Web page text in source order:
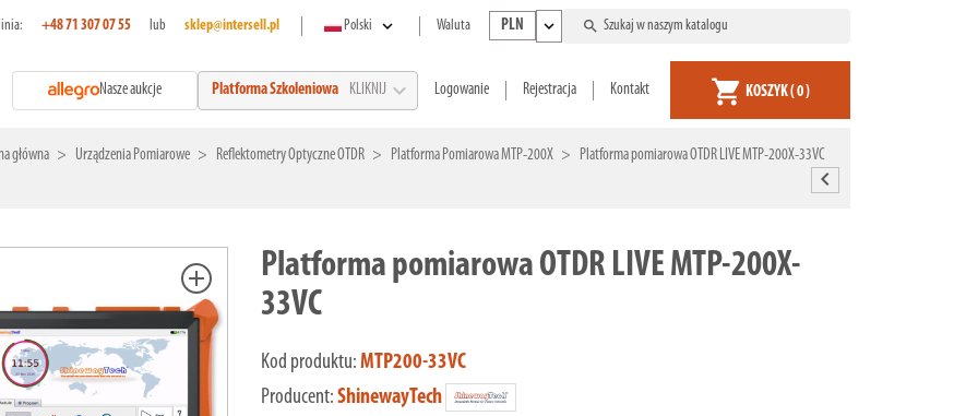
+48 71 307 07 55 lub sklep@intersell.pl Polski expand_more Waluta PLN expand_more search
Nasze aukcje Platforma Szkoleniowa KLIKNIJ expand_more Logowanie Rejestracja Kontakt shopping_cart KOSZYK( 0 )
główna Urządzenia Pomiarowe Reflektometry Optyczne OTDR Platforma Pomiarowa MTP-200X Platforma pomiarowa OTDR LIVE MTP-200X-33VC
chevron_left
add
Platforma pomiarowa OTDR LIVE MTP-200X-
33VC
Kod produktu: MTP200-33VC
Producent: ShinewayTech